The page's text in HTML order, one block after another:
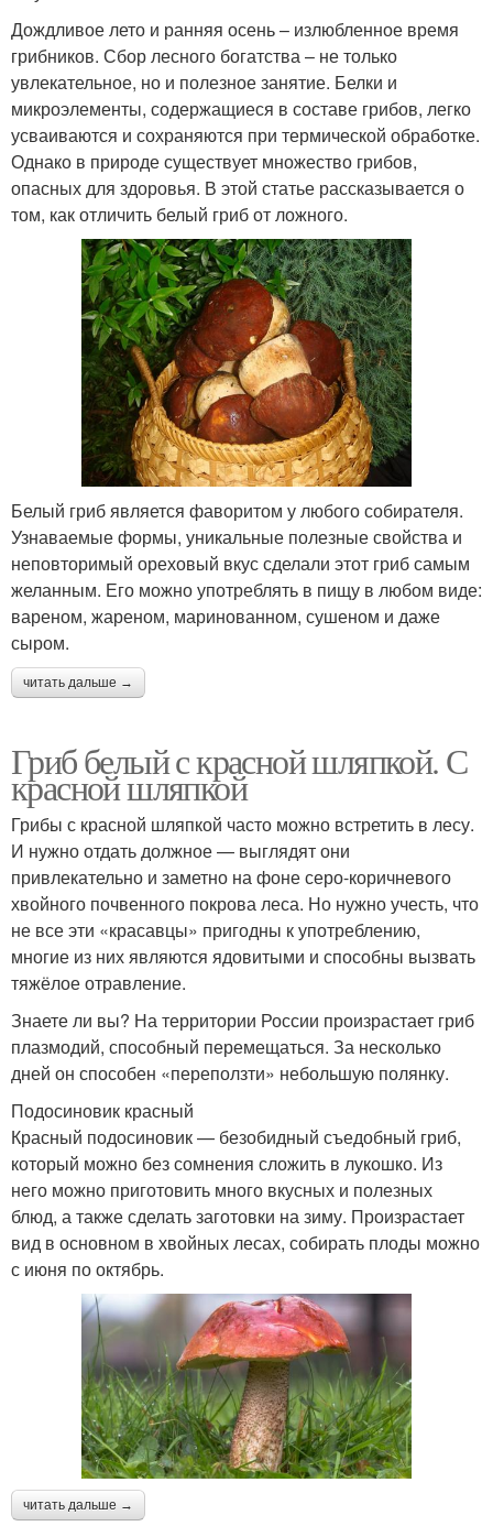
Дождливое лето и ранняя осень – излюбленное время
грибников. Сбор лесного богатства – не только
увлекательное, но и полезное занятие. Белки и
микроэлементы, содержащиеся в составе грибов, легко
усваиваются и сохраняются при термической обработке.
Однако в природе существует множество грибов,
опасных для здоровья. В этой статье рассказывается о
том, как отличить белый гриб от ложного.
Белый гриб является фаворитом у любого собирателя.
Узнаваемые формы, уникальные полезные свойства и
неповторимый ореховый вкус сделали этот гриб самым
желанным. Его можно употреблять в пищу в любом виде:
вареном, жареном, маринованном, сушеном и даже
сыром.
читать дальше →
Гриб белый с красной шляпкой. С
красной шляпкой
Грибы с красной шляпкой часто можно встретить в лесу.
И нужно отдать должное — выглядят они
привлекательно и заметно на фоне серо-коричневого
хвойного почвенного покрова леса. Но нужно учесть, что
не все эти «красавцы» пригодны к употреблению,
многие из них являются ядовитыми и способны вызвать
тяжёлое отравление.
Знаете ли вы? На территории России произрастает гриб
плазмодий, способный перемещаться. За несколько
дней он способен «переползти» небольшую полянку.
Подосиновик красный
Красный подосиновик — безобидный съедобный гриб,
который можно без сомнения сложить в лукошко. Из
него можно приготовить много вкусных и полезных
блюд, а также сделать заготовки на зиму. Произрастает
вид в основном в хвойных лесах, собирать плоды можно
с июня по октябрь.
читать дальше →